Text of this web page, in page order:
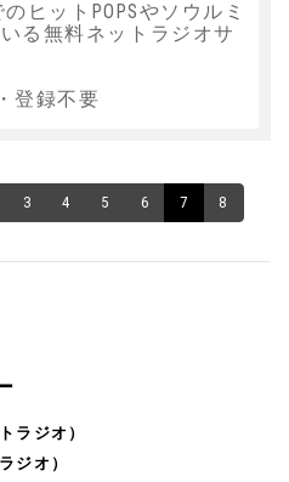
ヒットPOPSやソウルミ
る無料ネットラジオサ
登録不要
3 4 5 6 7 8
ラジオ）
ジオ）